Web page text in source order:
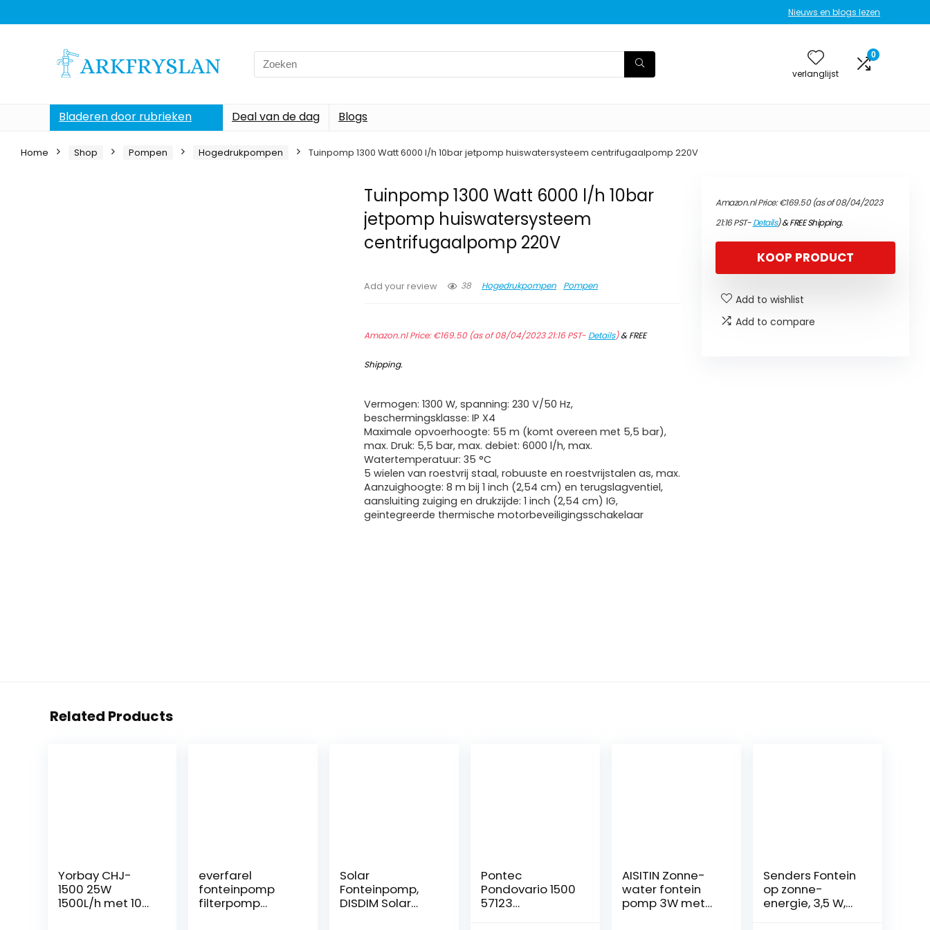
Nieuws en blogs lezen
Search
for:
verlanglijst
0
Bladeren door rubrieken Deal van de dag Blogs
Home Shop Pompen Hogedrukpompen Tuinpomp 1300 Watt 6000 l/h 10bar jetpomp huiswatersysteem centrifugaalpomp 220V
Tuinpomp 1300 Watt 6000 l/h 10bar
jetpomp huiswatersysteem
centrifugaalpomp 220V
Add your review 38 Hogedrukpompen Pompen
Amazon.nl Price:€169.50(as of 08/04/2023 21:16 PST- Details)&FREE
Shipping.
Vermogen: 1300 W, spanning: 230 V/50 Hz,
beschermingsklasse: IP X4
Maximale opvoerhoogte: 55 m (komt overeen met 5,5 bar),
max. Druk: 5,5 bar, max. debiet: 6000 l/h, max.
Watertemperatuur: 35 °C
5 wielen van roestvrij staal, robuuste en roestvrijstalen as, max.
Aanzuighoogte: 8 m bij 1 inch (2,54 cm) en terugslagventiel,
aansluiting zuiging en drukzijde: 1 inch (2,54 cm) IG,
geïntegreerde thermische motorbeveiligingsschakelaar
Amazon.nl Price:€169.50(as of 08/04/2023
21:16 PST-Details)&FREE Shipping.
KOOP PRODUCT
Add to wishlist
Add to compare
Related Products
Yorbay CHJ-
1500 25W
1500L/h met 10m
everfarel
fonteinpomp
filterpomp
Solar
Fonteinpomp,
DISDIM Solar
Pontec
Pondovario 1500
57123
AISITIN Zonne-
water fontein
pomp 3W met
Senders Fontein
op zonne-
energie, 3,5 W,